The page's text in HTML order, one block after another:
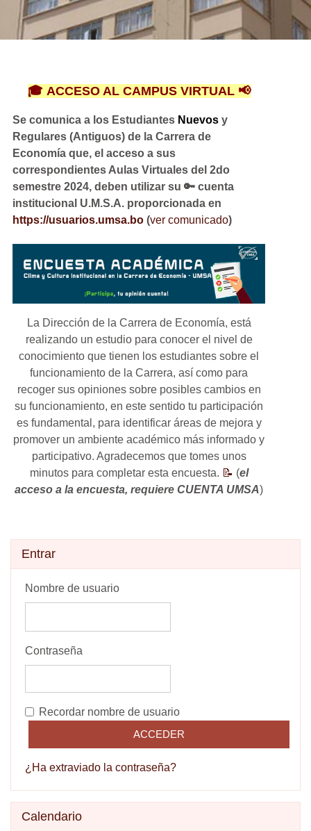
🎓 ACCESO AL CAMPUS VIRTUAL 📢
Se comunica a los Estudiantes Nuevos y
Regulares (Antiguos) de la Carrera de
Economía que, el acceso a sus
correspondientes Aulas Virtuales del 2do
semestre 2024, deben utilizar su🔑cuenta
institucional U.M.S.A. proporcionada en
https://usuarios.umsa.bo (ver comunicado)
La Dirección de la Carrera de Economía, está
realizando un estudio para conocer el nivel de
conocimiento que tienen los estudiantes sobre el
funcionamiento de la Carrera, así como para
recoger sus opiniones sobre posibles cambios en
su funcionamiento, en este sentido tu participación
es fundamental, para identificar áreas de mejora y
promover un ambiente académico más informado y
participativo. Agradecemos que tomes unos
minutos para completar esta encuesta. 📝 (el
acceso a la encuesta, requiere CUENTA UMSA)
Entrar
Nombre de usuario
Contraseña
Recordar nombre de usuario
¿Ha extraviado la contraseña?
Salta Calendario
Calendario